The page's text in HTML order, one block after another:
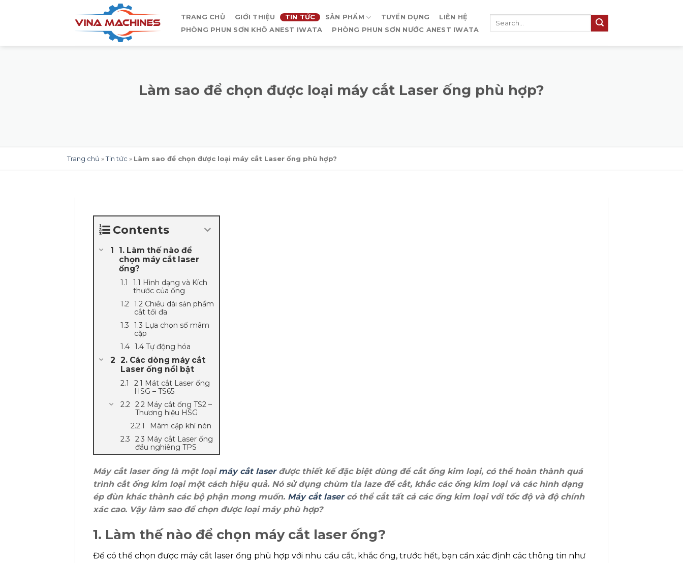
TRANG CHỦ GIỚI THIỆU TIN TỨC SẢN PHẨM TUYỂN DỤNG
LIÊN HỆ
PHÒNG PHUN SƠN KHÔ ANEST IWATA
PHÒNG PHUN SƠN NƯỚC ANEST IWATA
Làm sao để chọn được loại máy cắt Laser ống phù hợp?
Trang chủ »Tin tức » Làm sao để chọn được loại máy cắt Laser ống phù hợp?
Contents
1. Làm thế nào để
chọn máy cắt laser
ống?
1.1 Hình dạng và Kích
thước của ống
1.2 Chiều dài sản phẩm
cắt tối đa
1.3 Lựa chọn số mâm
cặp
1.4 Tự động hóa
2. Các dòng máy cắt
Laser ống nổi bật
2.1 Mát cắt Laser ống
HSG – TS65
2.2 Máy cắt ống TS2 –
Thương hiệu HSG
Mâm cặp khí nén
2.3 Máy cắt Laser ống
đầu nghiêng TPS
Máy cắt laser ống là một loại máy cắt laserđược thiết kế đặc biệt dùng để cắt ống kim loại, có thể hoàn thành quá
trình cắt ống kim loại một cách hiệu quả. Nó sử dụng chùm tia laze để cắt, khắc các ống kim loại và các hình dạng
ép đùn khác thành các bộ phận mong muốn. Máy cắt lasercó thể cắt tất cả các ống kim loại với tốc độ và độ chính
xác cao. Vậy làm sao để chọn được loại máy phù hợp?
1. Làm thế nào để chọn máy cắt laser ống?
Để có thể chọn được máy cắt laser ống phù hợp với nhu cầu cắt, khắc ống, trước hết, bạn cần xác định các thông tin như